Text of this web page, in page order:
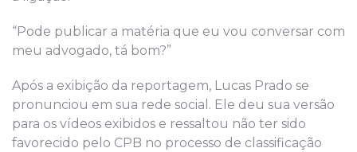
“Pode publicar a matéria que eu vou conversar com
meu advogado, tá bom?”
Após a exibição da reportagem, Lucas Prado se
pronunciou em sua rede social. Ele deu sua versão
para os vídeos exibidos e ressaltou não ter sido
favorecido pelo CPB no processo de classificação